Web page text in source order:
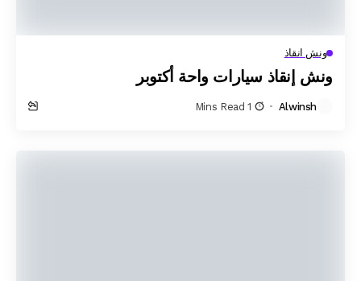
ونش انقاذ
ونش إنقاذ سيارات واحة أكتوبر
Alwinsh
1 Mins Read